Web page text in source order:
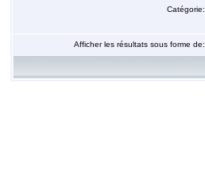
Catégorie:
Afficher les résultats sous forme de: